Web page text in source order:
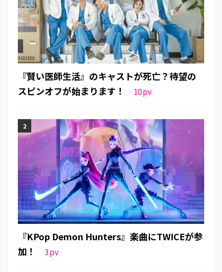
『賢い医師生活』のキャストが死亡？待望の
スピンオフが始まります！
10pv
『KPop Demon Hunters』楽曲にTWICEが参
加！
3pv